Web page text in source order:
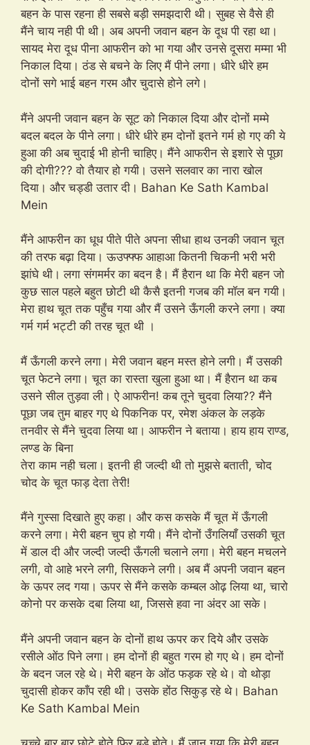
बहन के पास रहना ही सबसे बड़ी समझदारी थी। सुबह से वैसे ही
मैंने चाय नही पी थी। अब अपनी जवान बहन के दूध पी रहा था।
सायद मेरा दूध पीना आफरीन को भा गया और उनसे दूसरा मम्मा भी
निकाल दिया। ठंड से बचने के लिए मैं पीने लगा। धीरे धीरे हम
दोनों सगे भाई बहन गरम और चुदासे होने लगे।
मैंने अपनी जवान बहन के सूट को निकाल दिया और दोनों मम्मे
बदल बदल के पीने लगा। धीरे धीरे हम दोनों इतने गर्म हो गए की ये
हुआ की अब चुदाई भी होनी चाहिए। मैंने आफरीन से इशारे से पूछा
की दोगी??? वो तैयार हो गयी। उसने सलवार का नारा खोल
दिया। और चड्डी उतार दी। Bahan Ke Sath Kambal
Mein
मैंने आफरीन का धूध पीते पीते अपना सीधा हाथ उनकी जवान चूत
की तरफ बढ़ा दिया। ऊउफ्फ्फ आहाआ कितनी चिकनी भरी भरी
झांघे थी। लगा संगमर्मर का बदन है। मैं हैरान था कि मेरी बहन जो
कुछ साल पहले बहुत छोटी थी कैसै इतनी गजब की मॉल बन गयी।
मेरा हाथ चूत तक पहुँच गया और मैं उसने ऊँगली करने लगा। क्या
गर्म गर्म भट्टी की तरह चूत थी ।
मैं ऊँगली करने लगा। मेरी जवान बहन मस्त होने लगी। मैं उसकी
चूत फेटने लगा। चूत का रास्ता खुला हुआ था। मैं हैरान था कब
उसने सील तुड़वा ली। ऐ आफरीन! कब तूने चुदवा लिया?? मैंने
पूछा जब तुम बाहर गए थे पिकनिक पर, रमेश अंकल के लड़के
तनवीर से मैंने चुदवा लिया था। आफरीन ने बताया। हाय हाय राण्ड,
लण्ड के बिना
तेरा काम नही चला। इतनी ही जल्दी थी तो मुझसे बताती, चोद
चोद के चूत फाड़ देता तेरी!
मैंने गुस्सा दिखाते हुए कहा। और कस कसके मैं चूत में ऊँगली
करने लगा। मेरी बहन चुप हो गयी। मैंने दोनों उँगलियाँ उसकी चूत
में डाल दी और जल्दी जल्दी ऊँगली चलाने लगा। मेरी बहन मचलने
लगी, वो आहे भरने लगी, सिसकने लगी। अब मैं अपनी जवान बहन
के ऊपर लद गया। ऊपर से मैंने कसके कम्बल ओढ़ लिया था, चारो
कोनो पर कसके दबा लिया था, जिससे हवा ना अंदर आ सके।
मैंने अपनी जवान बहन के दोनों हाथ ऊपर कर दिये और उसके
रसीले ओंठ पिने लगा। हम दोनों ही बहुत गरम हो गए थे। हम दोनों
के बदन जल रहे थे। मेरी बहन के ओंठ फड़क रहे थे। वो थोड़ा
चुदासी होकर काँप रही थी। उसके होंठ सिकुड़ रहे थे। Bahan
Ke Sath Kambal Mein